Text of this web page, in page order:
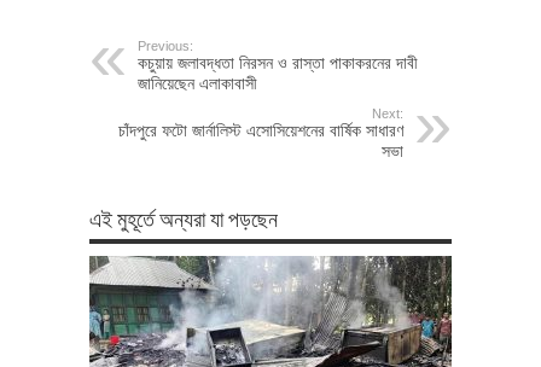
Previous:
কচুয়ায় জলাবদ্ধতা নিরসন ও রাস্তা পাকাকরনের দাবী
জানিয়েছেন এলাকাবাসী
Next:
চাঁদপুরে ফটো জার্নালিস্ট এসোসিয়েশনের বার্ষিক সাধারণ
সভা
এই মুহূর্তে অন্যরা যা পড়ছেন